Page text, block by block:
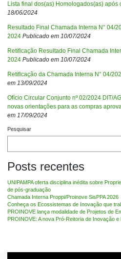
Lista final dos(as) Homologados(as) após
18/06/2024
Resultado Final Chamada Interna N° 04/
2024 Publicado em 10/07/2024
Retificação Resultado Final Chamada
2024 Publicado em 10/07/2024
Retificação da Chamada Interna N° 04/
em 13/09/2024
Ofício Circular Conjunto nº 02/2024 DIT/
novas orientações para as compras
em 17/09/2024
Pesquisar
Posts recentes
UNIPAMPA oferta disciplina inédita sobre
de pós-graduação
Chamada Interna Proppi/Proinove SisPPA 2026
Conheça os Ecossistemas de Inovação que
PROINOVE lança modalidade de Projetos de
PROINOVE: A nova Pró-Reitoria de Inovação